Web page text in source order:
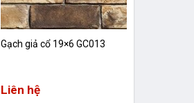
Gạch giả cổ 19×6 GC013
Liên hệ